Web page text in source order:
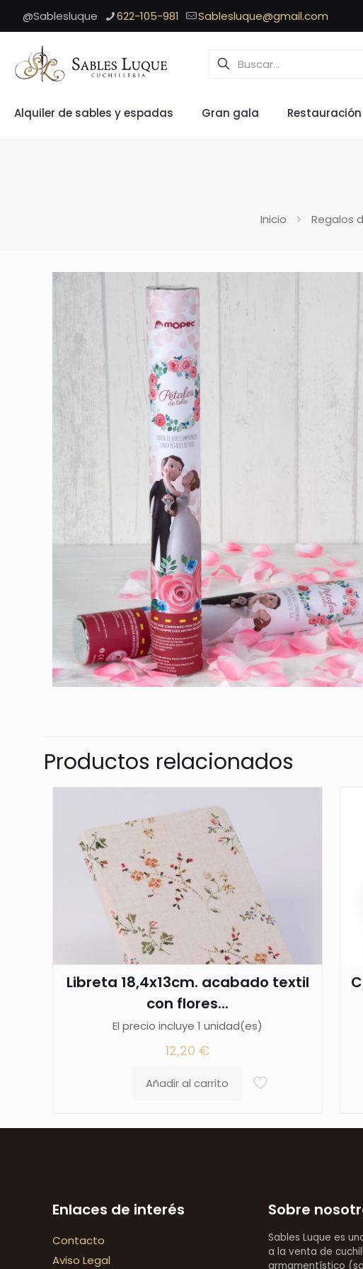
@Sablesluque 622-105-981 Sablesluque@gmail.com
Alquiler de sables y espadas Gran gala Restauración
Inicio Regalos
Productos relacionados
Libreta 18,4x13cm. acabado textil
con flores...
El precio incluye 1 unidad(es)
12,20 €
Añadir al carrito
Enlaces de interés
Contacto
Aviso Legal
Sobre
Sables Luque es
a la venta de
armamentístico